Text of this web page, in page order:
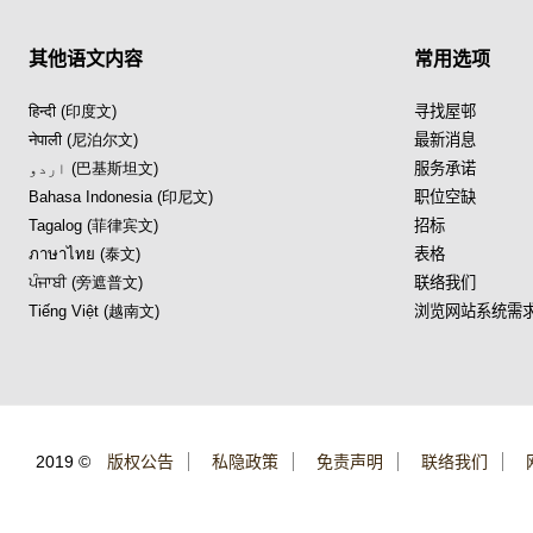
其他语文内容
हिन्दी (印度文)
नेपाली (尼泊尔文)
اردو (巴基斯坦文)
Bahasa Indonesia (印尼文)
Tagalog (菲律宾文)
ภาษาไทย (泰文)
ਪੰਜਾਬੀ (旁遮普文)
Tiếng Việt (越南文)
常用选项
寻找屋邨
最新消息
服务承诺
职位空缺
招标
表格
联络我们
浏览网站系统需
2019 © 版权公告 私隐政策 免责声明 联络我们